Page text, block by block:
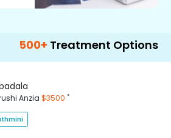
Treatment Options
Anzia $3500 *